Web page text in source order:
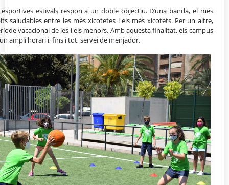
estivals respon a un doble objectiu. D’una banda, el més
saludables entre les més xicotetes i els més xicotets. Per un altre,
vacacional de les i els menors. Amb aquesta finalitat, els campus
ampli horari i, fins i tot, servei de menjador.